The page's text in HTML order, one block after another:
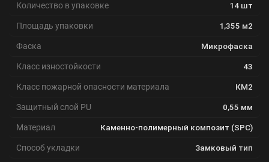
Количество в упаковке 14 шт
Площадь упаковки 1,355 м2
Фаска Микрофаска
Класс изностойкости 43
Класс пожарной опасности материала КМ2
Защитный слой PU 0,55 мм
Материал Каменно-полимерный композит (SPC)
Способ укладки Замковый тип